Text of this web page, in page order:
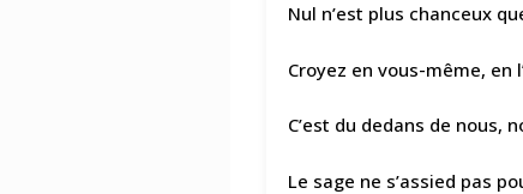
Nul n’est plus chanceux
Croyez en vous-même, en
C’est du dedans de nous,
Le sage ne s’assied pas